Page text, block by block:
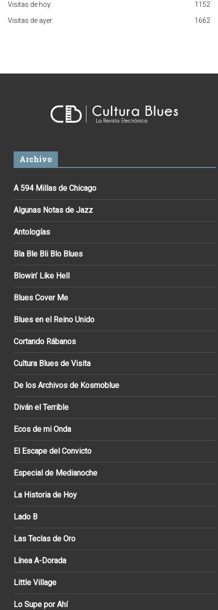
1152
Visitas de hoy:
1662
Visitas de ayer:
Archivo
A 594 Millas de Chicago
Algunas Notas de Jazz
Antologías
Bla Ble Bli Blo Blues
Blowin’ Like Hell
Blues Cover Me
Blues en el Reino Unido
Cortando Rábanos
Cultura Blues de Visita
De los Archivos de Kosmoblue
Diván el Terrible
Ecos de mi Onda
El Escape del Convicto
Especial de Medianoche
La Historia de Hoy
Lado B
Las Teclas de Oro
Línea A-Dorada
Little Village
Lo Supe por Ahí